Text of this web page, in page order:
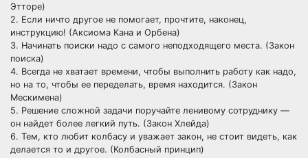
Этторе)
2. Если ничто другое не помогает, прочтите, наконец,
инструкцию! (Аксиома Кана и Орбена)
3. Начинать поиски надо с самого неподходящего места. (Закон
поиска)
4. Всегда не хватает времени, чтобы выполнить работу как надо,
но на то, чтобы ее переделать, время находится. (Закон
Мескимена)
5. Решение сложной задачи поручайте ленивому сотруднику —
он найдет более легкий путь. (Закон Хлейда)
6. Тем, кто любит колбасу и уважает закон, не стоит видеть, как
делается то и другое. (Колбасный принцип)